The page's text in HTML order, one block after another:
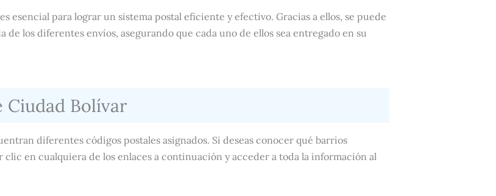
esencial para lograr un sistema postal eficiente y efectivo. Gracias a ellos, se puede
los diferentes envíos, asegurando que cada uno de ellos sea entregado en su
Ciudad Bolívar
diferentes códigos postales asignados. Si deseas conocer qué barrios
en cualquiera de los enlaces a continuación y acceder a toda la información al